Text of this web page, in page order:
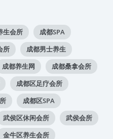
生会所
成都SPA
所
成都男士养生
成都养生网
成都桑拿会所
成都区足疗会所
成都区SPA
武侯区休闲会所
武侯会所
金牛区养生会所